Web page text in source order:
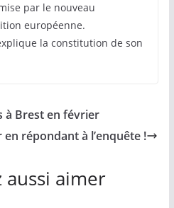
par le nouveau
européenne.
la constitution de son
à Brest en février
répondant à l’enquête !
aimer